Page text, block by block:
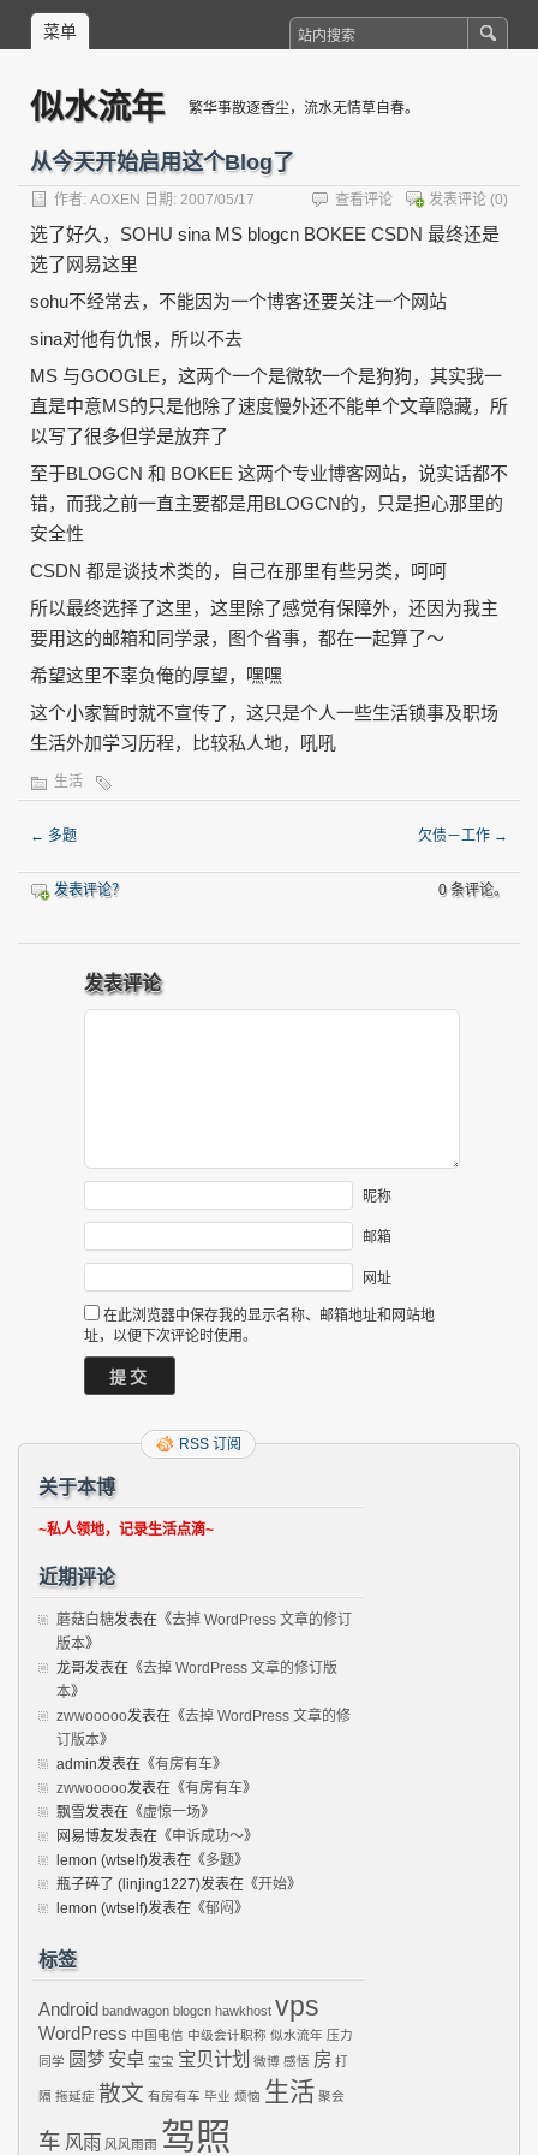
菜单
似水流年 繁华事散逐香尘，流水无情草自春。
从今天开始启用这个Blog了
作者: AOXEN 日期: 2007/05/17 发表评论 (0)
查看评论
选了好久，SOHU sina MS blogcn BOKEE CSDN 最终还是
选了网易这里
sohu不经常去，不能因为一个博客还要关注一个网站
sina对他有仇恨，所以不去
MS 与GOOGLE，这两个一个是微软一个是狗狗，其实我一
直是中意MS的只是他除了速度慢外还不能单个文章隐藏，所
以写了很多但学是放弃了
至于BLOGCN 和 BOKEE 这两个专业博客网站，说实话都不
错，而我之前一直主要都是用BLOGCN的，只是担心那里的
安全性
CSDN 都是谈技术类的，自己在那里有些另类，呵呵
所以最终选择了这里，这里除了感觉有保障外，还因为我主
要用这的邮箱和同学录，图个省事，都在一起算了～
希望这里不辜负俺的厚望，嘿嘿
这个小家暂时就不宣传了，这只是个人一些生活锁事及职场
生活外加学习历程，比较私人地，吼吼
生活
← 多题 欠债－工作 →
发表评论？ 0 条评论。
发表评论
昵称
邮箱
网址
在此浏览器中保存我的显示名称、邮箱地址和网站地
址，以便下次评论时使用。
RSS 订阅
关于本博
~私人领地，记录生活点滴~
近期评论
蘑菇白糖发表在《去掉 WordPress 文章的修订
版本》
龙哥发表在《去掉 WordPress 文章的修订版
本》
zwwooooo发表在《去掉 WordPress 文章的修
订版本》
admin发表在《有房有车》
zwwooooo发表在《有房有车》
飘雪发表在《虚惊一场》
网易博友发表在《申诉成功～》
lemon (wtself)发表在《多题》
瓶子碎了 (linjing1227)发表在《开始》
lemon (wtself)发表在《郁闷》
标签
Android bandwagon blogcn hawkhost vps
WordPress 中国电信 中级会计职称 似水流年 压力
同学 圆梦 安卓 宝宝 宝贝计划 微博 感悟 房 打
隔 拖延症 散文 有房有车 毕业 烦恼 生活 聚会
车 风雨 风风雨雨 驾照